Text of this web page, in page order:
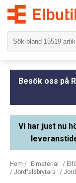
Besök oss på
Vi har just nu
Hem / Elmaterial /
/ Jordfelsbrytare /